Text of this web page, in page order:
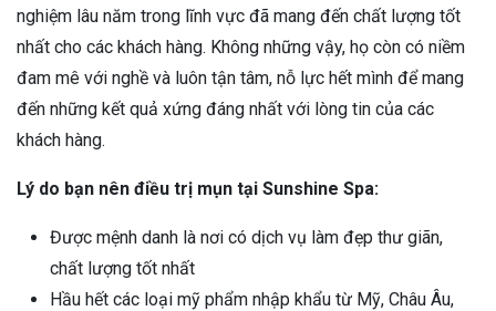
nghiệm lâu năm trong lĩnh vực đã mang đến chất lượng tốt
nhất cho các khách hàng. Không những vậy, họ còn có niềm
đam mê với nghề và luôn tận tâm, nỗ lực hết mình để mang
đến những kết quả xứng đáng nhất với lòng tin của các
khách hàng.
Lý do bạn nên điều trị mụn tại Sunshine Spa:
Được mệnh danh là nơi có dịch vụ làm đẹp thư giãn,
chất lượng tốt nhất
Hầu hết các loại mỹ phẩm nhập khẩu từ Mỹ, Châu Âu,